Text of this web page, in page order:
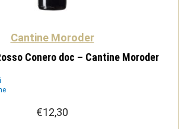
Cantine Moroder
Conero doc – Cantine Moroder
€12,30